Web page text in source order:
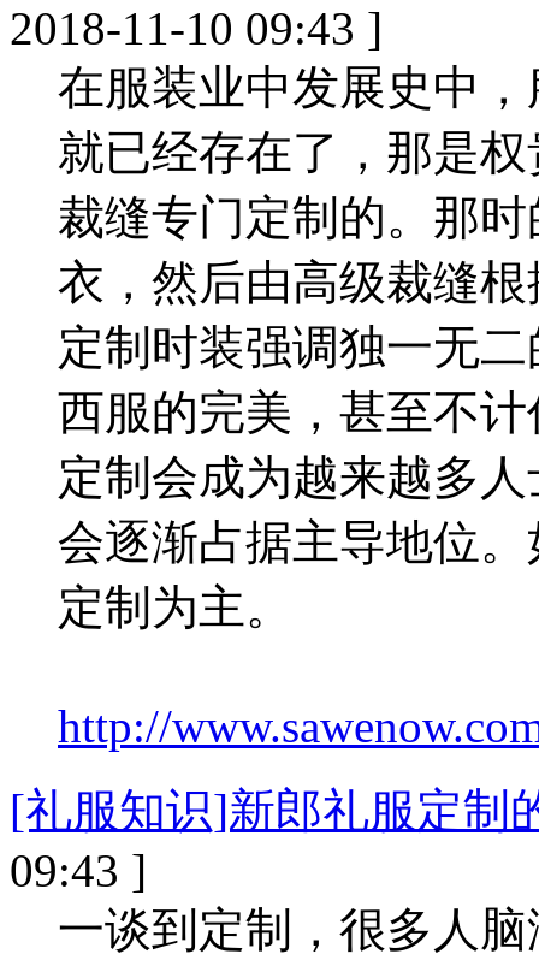
2018-11-10 09:43 ]
在服装业中发展史中
就已经存在了，那是
裁缝专门定制的。那
衣，然后由高级裁缝
定制时装强调独一无
西服的完美，甚至不
定制会成为越来越多
会逐渐占据主导地位
定制为主。
http://
[礼服知识]新郎礼服定制
09:43 ]
一谈到定制，很多人